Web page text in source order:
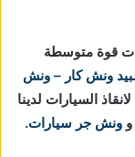
قوة متوسطة
ونش كار – ونش
لانقاذ السيارات لدينا
و ونش جر سيارات.